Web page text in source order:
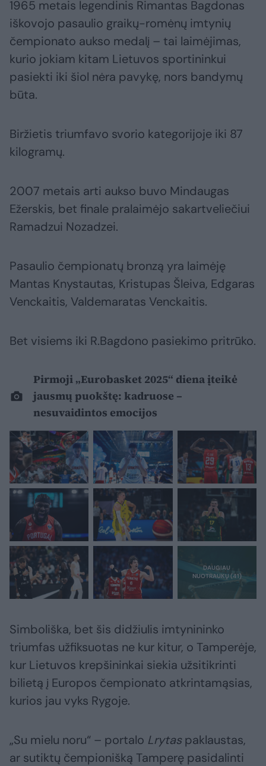
1965 metais legendinis Rimantas Bagdonas
iškovojo pasaulio graikų-romėnų imtynių
čempionato aukso medalį – tai laimėjimas,
kurio jokiam kitam Lietuvos sportininkui
pasiekti iki šiol nėra pavykę, nors bandymų
būta.
Biržietis triumfavo svorio kategorijoje iki 87
kilogramų.
2007 metais arti aukso buvo Mindaugas
Ežerskis, bet finale pralaimėjo sakartveliečiui
Ramadzui Nozadzei.
Pasaulio čempionatų bronzą yra laimėję
Mantas Knystautas, Kristupas Šleiva, Edgaras
Venckaitis, Valdemaratas Venckaitis.
Bet visiems iki R.Bagdono pasiekimo pritrūko.
Pirmoji „Eurobasket 2025“ diena įteikė
jausmų puokštę: kadruose –
nesuvaidintos emocijos
Simboliška, bet šis didžiulis imtynininko
triumfas užfiksuotas ne kur kitur, o Tamperėje,
kur Lietuvos krepšininkai siekia užsitikrinti
bilietą į Europos čempionato atkrintamąsias,
kurios jau vyks Rygoje.
„Su mielu noru“ – portalo Lrytaspaklaustas,
ar sutiktų čempionišką Tamperę pasidalinti